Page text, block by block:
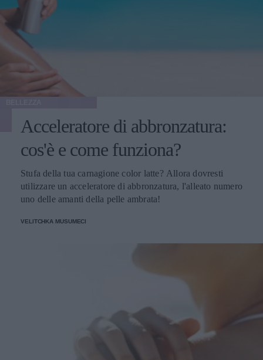
Acceleratore di abbronzatura:
cos'è e come funziona?
Stufa della tua carnagione color latte? Allora dovresti
utilizzare un acceleratore di abbronzatura, l'alleato numero
uno delle amanti della pelle ambrata!
VELITCHKA MUSUMECI